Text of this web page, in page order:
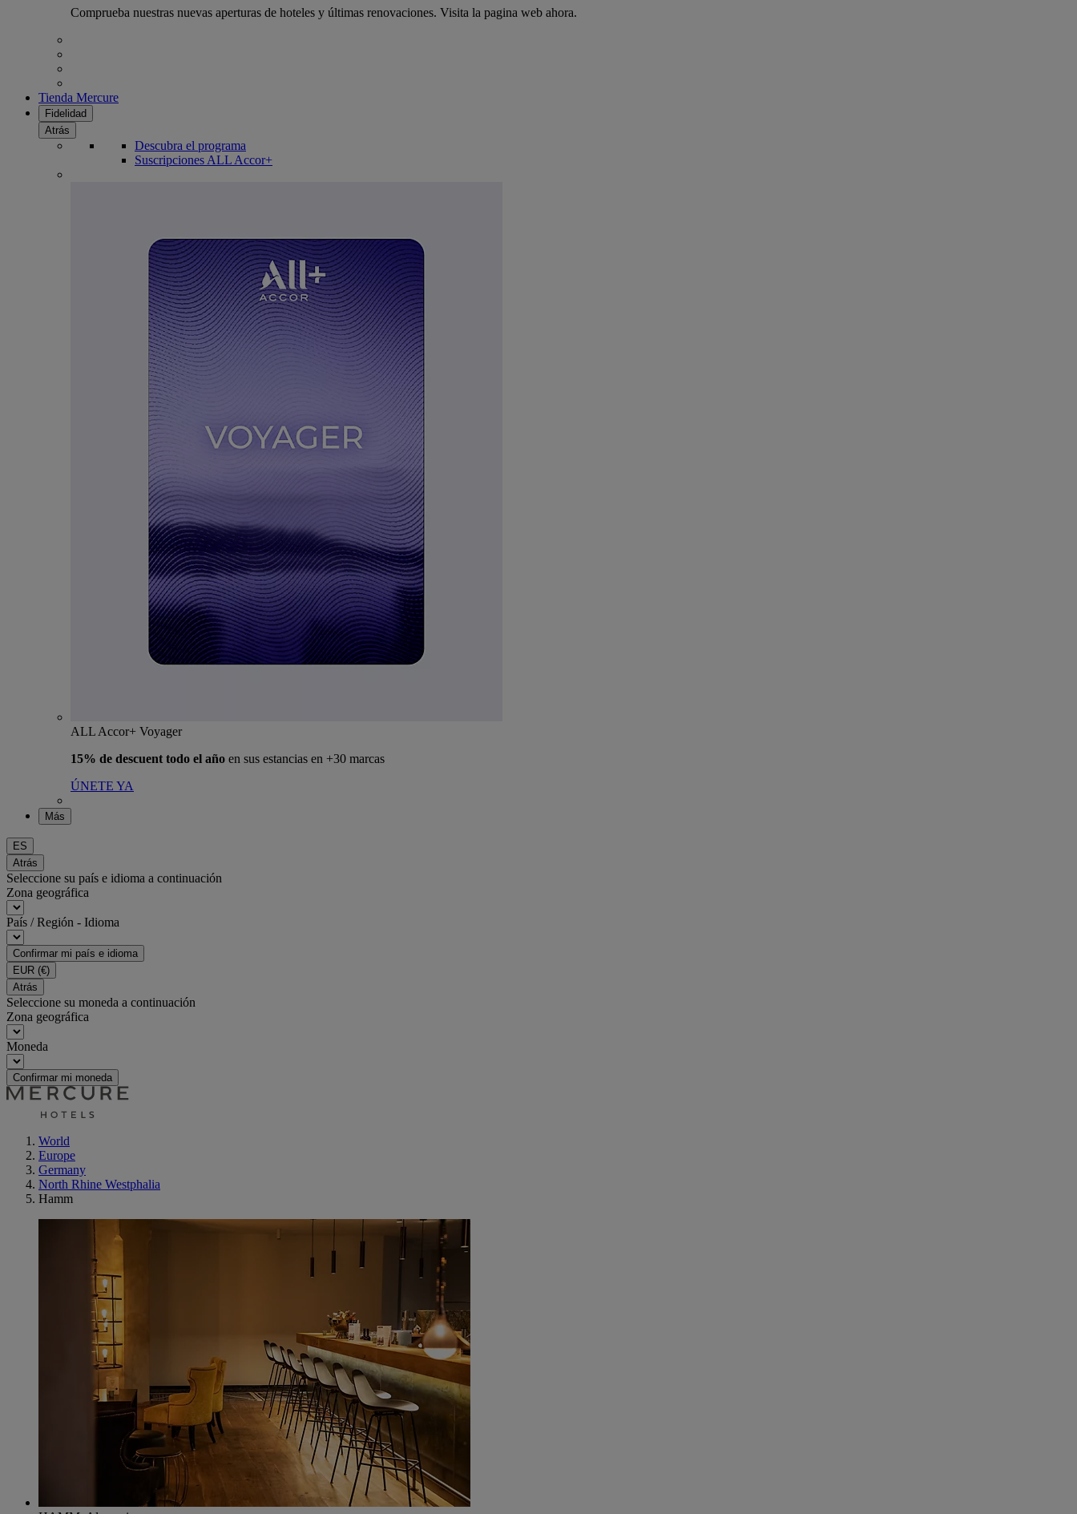
Comprueba nuestras nuevas aperturas de hoteles y últimas renovaciones. Visita la pagina web ahora.
Tienda Mercure
Fidelidad
Atrás
Descubra el programa
Suscripciones ALL Accor+
ALL Accor+ Voyager
15% de descuent todo el año en sus estancias en +30 marcas
ÚNETE YA
Más
ES
Atrás
Seleccione su país e idioma a continuación
Zona geográfica
País / Región - Idioma
Confirmar mi país e idioma
EUR (€)
Atrás
Seleccione su moneda a continuación
Zona geográfica
Moneda
Confirmar mi moneda
World
Europe
Germany
North Rhine Westphalia
Hamm